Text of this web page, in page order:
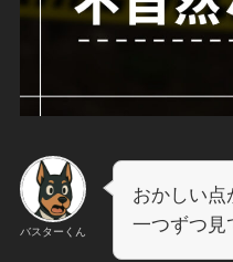
バスターくん
おかしい点
一つずつ見